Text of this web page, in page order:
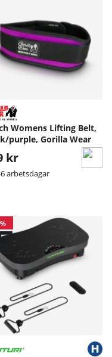
Womens Lifting Belt,
purple, Gorilla Wear
kr
arbetsdagar